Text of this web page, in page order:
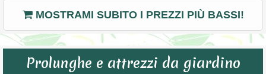
MOSTRAMI SUBITO I PREZZI PIÙ BASSI!
Prolunghe e attrezzi da giardino